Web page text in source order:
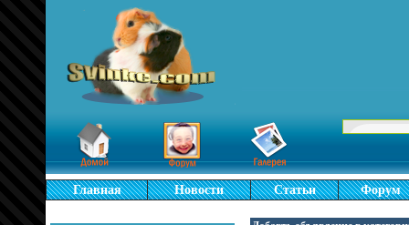
Главная Новости Статьи Форум